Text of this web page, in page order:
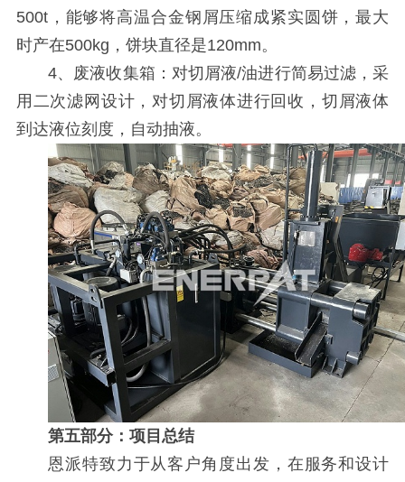
500t，能够将高温合金钢屑压缩成紧实圆饼，最大
时产在500kg，饼块直径是120mm。
4、废液收集箱：对切屑液/油进行简易过滤，采
用二次滤网设计，对切屑液体进行回收，切屑液体
到达液位刻度，自动抽液。
第五部分：项目总结
恩派特致力于从客户角度出发，在服务和设计